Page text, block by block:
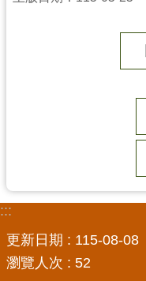
活
務
政
府
資
:::
更新日期
115-08-08
瀏覽人次
52